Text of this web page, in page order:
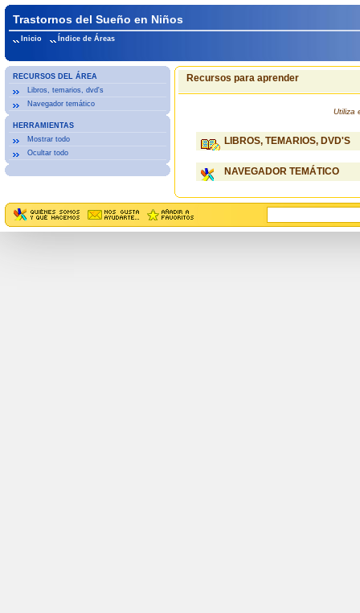
Trastornos del Sueño en Niños
Inicio Índice de Áreas
RECURSOS DEL ÁREA
Libros, temarios, dvd's
Navegador temático
HERRAMIENTAS
Mostrar todo
Ocultar todo
Recursos para aprender
Utiliza
LIBROS, TEMARIOS, DVD'S
NAVEGADOR TEMÁTICO